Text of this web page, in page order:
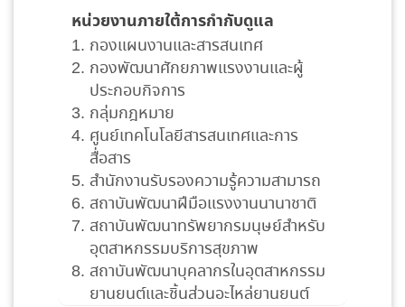
หน่วยงานภายใต้การกำกับดูแล
กองแผนงานและสารสนเทศ
กองพัฒนาศักยภาพแรงงานและผู้
ประกอบกิจการ
กลุ่มกฎหมาย
ศูนย์เทคโนโลยีสารสนเทศและการ
สื่อสาร
สำนักงานรับรองความรู้ความสามารถ
สถาบันพัฒนาฝีมือแรงงานนานาชาติ
สถาบันพัฒนาทรัพยากรมนุษย์สำหรับ
อุตสาหกรรมบริการสุขภาพ
สถาบันพัฒนาบุคลากรในอุตสาหกรรม
ยานยนต์และชิ้นส่วนอะไหล่ยานยนต์